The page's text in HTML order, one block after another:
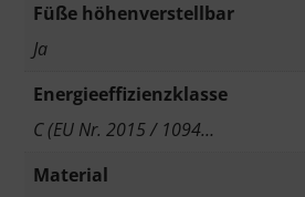
Füße höhenverstellbar
Ja
Energieeffizienzklasse
C (EU Nr. 2015 / 1094…
Material